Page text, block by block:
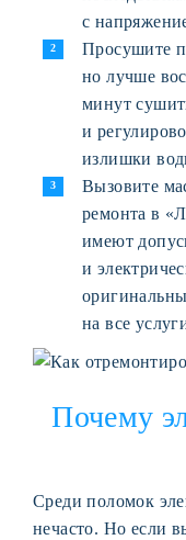
с
Просушите
но лучше
минут
и
излишки
Вызовите
ремонта в
имеют
и
на все
Почему
Среди поломок
нечасто. Но если